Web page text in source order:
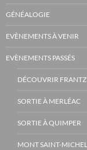
GÉNÉALOGIE
EVÈNEMENTS À VENIR
EVÈNEMENTS PASSÉS
DÉCOUVRIR
SORTIE À MERLÉAC
SORTIE À QUIMPER
MONT SAINT-